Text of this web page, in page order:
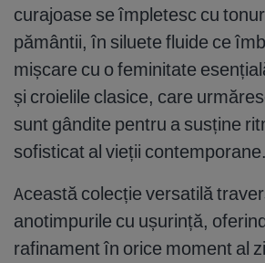
curajoase se împletesc cu
pământii, în siluete fluide ce
mișcare cu o feminitate
și croielile clasice, care
sunt gândite pentru a susține
sofisticat al vieții contemporane.
Această colecție versatilă
anotimpurile cu ușurință,
rafinament în orice moment al